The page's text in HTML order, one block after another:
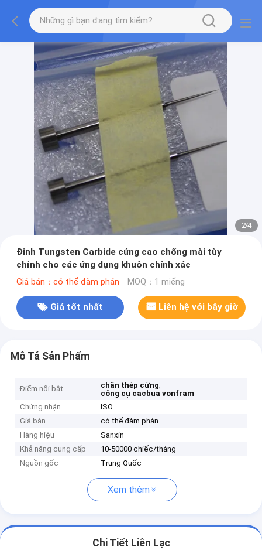
2/4
Đinh Tungsten Carbide cứng cao chống mài tùy
chỉnh cho các ứng dụng khuôn chính xác
Giá bán：có thể đàm phán MOQ：1 miếng
Giá tốt nhất Liên hệ với bây giờ
Mô Tả Sản Phẩm
Điểm nổi bật chân thép cứng,
công cụ cacbua vonfram
Chứng nhận
ISO
Giá bán
có thể đàm phán
Hàng hiệu
Sanxin
Khả năng cung cấp
10-50000 chiếc/tháng
Nguồn gốc
Trung Quốc
Xem thêm
Chi Tiết Liên Lạc